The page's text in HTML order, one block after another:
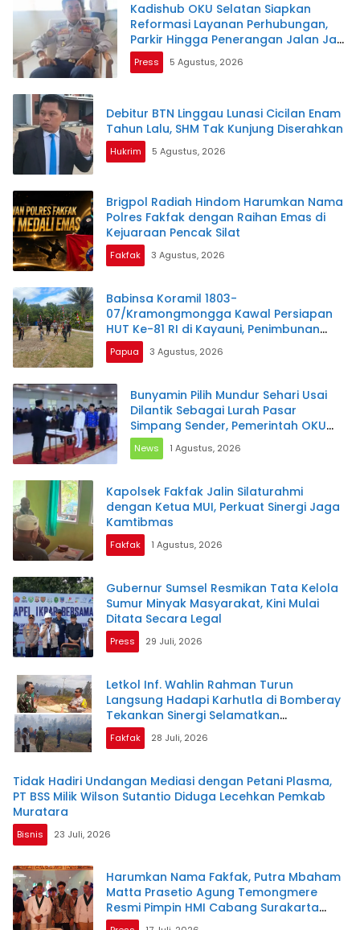
Kadishub OKU Selatan Siapkan
Reformasi Layanan Perhubungan,
Parkir Hingga Penerangan Jalan Jadi
Prioritas
Press 5 Agustus, 2026
Debitur BTN Linggau Lunasi Cicilan Enam
Tahun Lalu, SHM Tak Kunjung Diserahkan
Hukrim 5 Agustus, 2026
Brigpol Radiah Hindom Harumkan Nama
Polres Fakfak dengan Raihan Emas di
Kejuaraan Pencak Silat
Fakfak 3 Agustus, 2026
Babinsa Koramil 1803-
07/Kramongmongga Kawal Persiapan
HUT Ke-81 RI di Kayauni, Penimbunan
Lapangan Upacara Dimulai
Papua 3 Agustus, 2026
Bunyamin Pilih Mundur Sehari Usai
Dilantik Sebagai Lurah Pasar
Simpang Sender, Pemerintah OKU
Selatan Siapkan Plt
News 1 Agustus, 2026
Kapolsek Fakfak Jalin Silaturahmi
dengan Ketua MUI, Perkuat Sinergi Jaga
Kamtibmas
Fakfak 1 Agustus, 2026
Gubernur Sumsel Resmikan Tata Kelola
Sumur Minyak Masyarakat, Kini Mulai
Ditata Secara Legal
Press 29 Juli, 2026
Letkol Inf. Wahlin Rahman Turun
Langsung Hadapi Karhutla di Bomberay
Tekankan Sinergi Selamatkan
Masyarakat
Fakfak 28 Juli, 2026
Tidak Hadiri Undangan Mediasi dengan Petani Plasma,
PT BSS Milik Wilson Sutantio Diduga Lecehkan Pemkab
Muratara
Bisnis 23 Juli, 2026
Harumkan Nama Fakfak, Putra Mbaham
Matta Prasetio Agung Temongmere
Resmi Pimpin HMI Cabang Surakarta
Periode 2026–2027